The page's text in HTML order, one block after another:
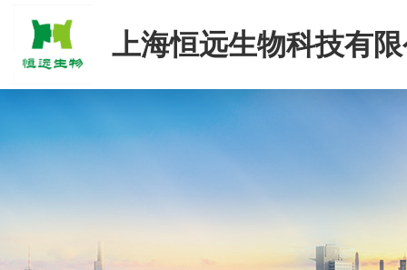
上海恒远生物科技有